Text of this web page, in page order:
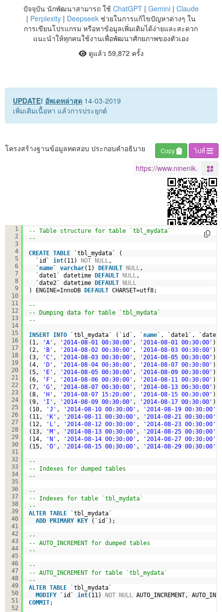
ปัจจุบัน นักพัฒนาสามารถ ใช้ ChatGPT| Gemini| Claude
| Perplexity| Deepseekช่วยในการแก้ไขปัญหาต่างๆ ใน
การเขียนโปรแกรม หรือหาข้อมูลเพิ่มเติมได้ง่ายและสะดวก
แนะนำให้ทุกคนใช้งานเพื่อพัฒนาศักยภาพของตัวเอง
ดูแล้ว 59,872 ครั้ง
UPDATE! อัพเดทล่าสุด 14-03-2019
เพิ่มเติมเนื้อหา แล้วการประยุกต์
ไปที่
Copy
โครงสร้างฐานข้อมูลทดสอบ ประกอบคำอธิบาย
1
2
3
4
5
6
7
8
9
10
11
12
13
14
15
16
17
18
19
20
21
22
23
24
25
26
27
28
29
30
31
32
33
34
35
36
37
38
39
40
41
42
43
44
45
46
47
48
49
50
51
52
-- Table structure for table `tbl_mydata`
--
CREATE TABLE
`tbl_mydata` (
`id` int(11) NOT NULL ,
` name` varchar(1) DEFAULT NULL ,
`date1` datetime DEFAULT NULL ,
`date2` datetime DEFAULT NULL
) ENGINE=InnoDB DEFAULT CHARSET=utf8;
--
-- Dumping data for table `tbl_mydata`
--
INSERT INTO `tbl_mydata` (`id`, ` name`, `date1`,
(1,
'A' , '2014-08-01 00:30:00' , '2014-08-01 00:30:00' ),
(2,
'B' , '2014-08-02 00:30:00' , '2014-08-03 00:30:00' ),
(3,
'C' , '2014-08-03 00:30:00' , '2014-08-05 00:30:00' ),
(4,
'D' , '2014-08-04 00:30:00' , '2014-08-07 00:30:00' ),
(5,
'E' , '2014-08-05 00:30:00' , '2014-08-09 00:30:00' ),
(6,
'F' , '2014-08-06 00:30:00' , '2014-08-11 00:30:00' ),
(7,
'G' , '2014-08-07 00:30:00' , '2014-08-13 00:30:00' ),
(8,
'H' , '2014-08-07 15:20:00' , '2014-08-15 00:30:00' ),
(9,
'I' , '2014-08-09 00:30:00' , '2014-08-17 00:30:00' ),
(10,
'J' , '2014-08-10 00:30:00' , '2014-08-19 00:30:00'
(11,
'K' , '2014-08-11 00:30:00' , '2014-08-21 00:30:00'
(12,
'L' , '2014-08-12 00:30:00' , '2014-08-23 00:30:00'
(13,
'M' , '2014-08-13 00:30:00' , '2014-08-25 00:30:00'
(14,
'N' , '2014-08-14 00:30:00' , '2014-08-27 00:30:00'
(15,
'O' , '2014-08-15 00:30:00' , '2014-08-29 00:30:00'
--
-- Indexes for dumped tables
--
--
-- Indexes for table `tbl_mydata`
--
ALTER TABLE
`tbl_mydata`
ADD PRIMARY KEY (`id`);
--
-- AUTO_INCREMENT for dumped tables
--
--
-- AUTO_INCREMENT for table `tbl_mydata`
--
ALTER TABLE
`tbl_mydata`
MODIFY
`id` int(11) NOT NULL
AUTO_INCREMENT,
COMMIT;